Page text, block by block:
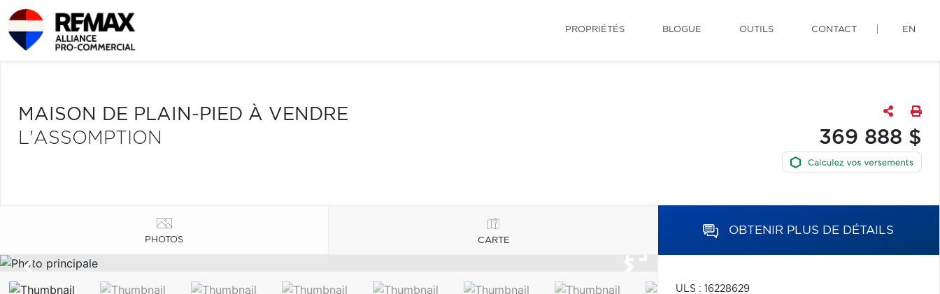
PROPRIÉTÉS BLOGUE OUTILS CONTACT EN
MAISON DE PLAIN-PIED À VENDRE
L'ASSOMPTION
369 888 $
PHOTOS CARTE
OBTENIR PLUS DE DÉTAILS
ULS : 16228629